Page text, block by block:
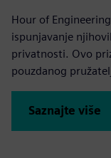
Hour of
ispunjavanje
privatnosti. Ovo
pouzdanog
Saznajte više